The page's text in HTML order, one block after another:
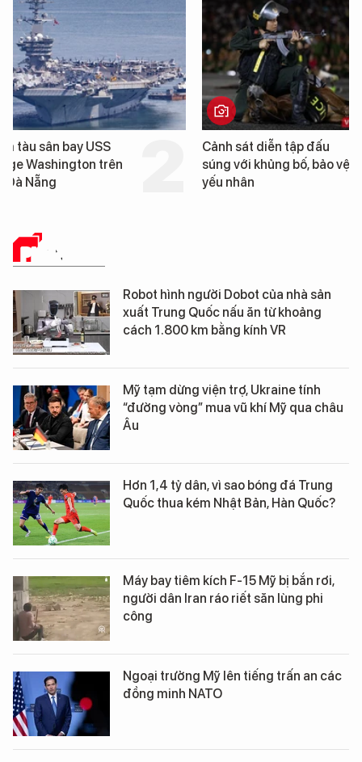
Cảnh sát diễn tập đấu
súng với khủng bố, bảo vệ
yếu nhân
Trung Quốc phát hiện
cao su tự nhiên” từ
loài cỏ dại mọc trên
PHÂN TÍCH
Robot hình người Dobot của nhà sản
xuất Trung Quốc nấu ăn từ khoảng
cách 1.800 km bằng kính VR
Mỹ tạm dừng viện trợ, Ukraine tính
“đường vòng” mua vũ khí Mỹ qua châu
Âu
Hơn 1,4 tỷ dân, vì sao bóng đá Trung
Quốc thua kém Nhật Bản, Hàn Quốc?
Máy bay tiêm kích F-15 Mỹ bị bắn rơi,
người dân Iran ráo riết săn lùng phi
công
Ngoại trưởng Mỹ lên tiếng trấn an các
đồng minh NATO